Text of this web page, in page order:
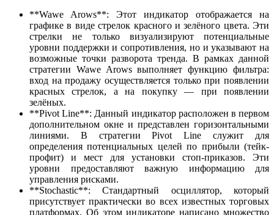
**Wawe Arows**: Этот индикатор отображается на
графике в виде стрелок красного и зелёного цвета. Эти
стрелки не только визуализируют потенциальные
уровни поддержки и сопротивления, но и указывают на
возможные точки разворота тренда. В рамках данной
стратегии Wawe Arows выполняет функцию фильтра:
вход на продажу осуществляется только при появлении
красных стрелок, а на покупку — при появлении
зелёных.
**Pivot Line**: Данный индикатор расположен в первом
дополнительном окне и представлен горизонтальными
линиями. В стратегии Pivot Line служит для
определения потенциальных целей по прибыли (тейк-
профит) и мест для установки стоп-приказов. Эти
уровни предоставляют важную информацию для
управления рисками.
**Stochastic**: Стандартный осциллятор, который
присутствует практически во всех известных торговых
платформах. Об этом индикаторе написано множество